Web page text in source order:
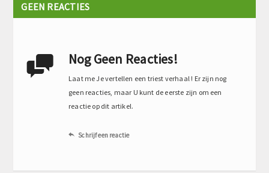
GEEN REACTIES
 Nog Geen Reacties!
Laat me Je vertellen een triest verhaal ! Er zijn nog
geen reacties, maar U kunt de eerste zijn om een
reactie op dit artikel.
 Schrijf een reactie